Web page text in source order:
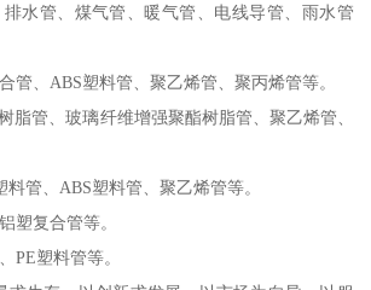
水管、煤气管、暖气管、电线导管、雨水管
管、ABS塑料管、聚乙烯管、聚丙烯管等。
脂管、玻璃纤维增强聚酯树脂管、聚乙烯管、
料管、ABS塑料管、聚乙烯管等。
塑复合管等。
PE塑料管等。